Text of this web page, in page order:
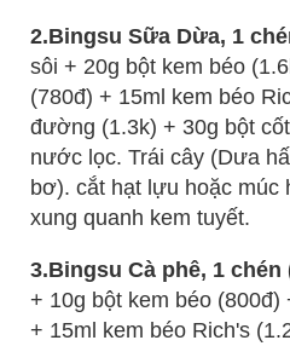
2.Bingsu Sữa Dừa, 1
sôi + 20g bột kem béo
(780đ) + 15ml kem béo
đường (1.3k) + 30g bột
nước lọc. Trái cây (Dưa
bơ). cắt hạt lựu hoặc múc
xung quanh kem tuyết.
3.Bingsu Cà phê, 1 chén
+ 10g bột kem béo
+ 15ml kem béo Rich's